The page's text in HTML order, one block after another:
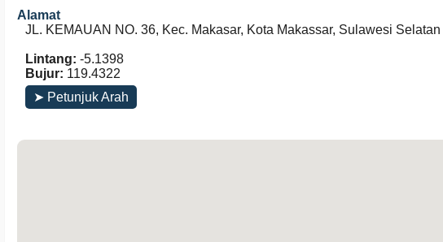
Alamat
JL. KEMAUAN NO. 36, Kec. Makasar, Kota Makassar, Sulawesi Selatan
Lintang: -5.1398
Bujur: 119.4322
➤ Petunjuk Arah